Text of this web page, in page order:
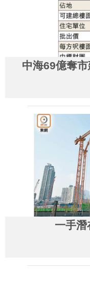
中海69億奪
一手潛